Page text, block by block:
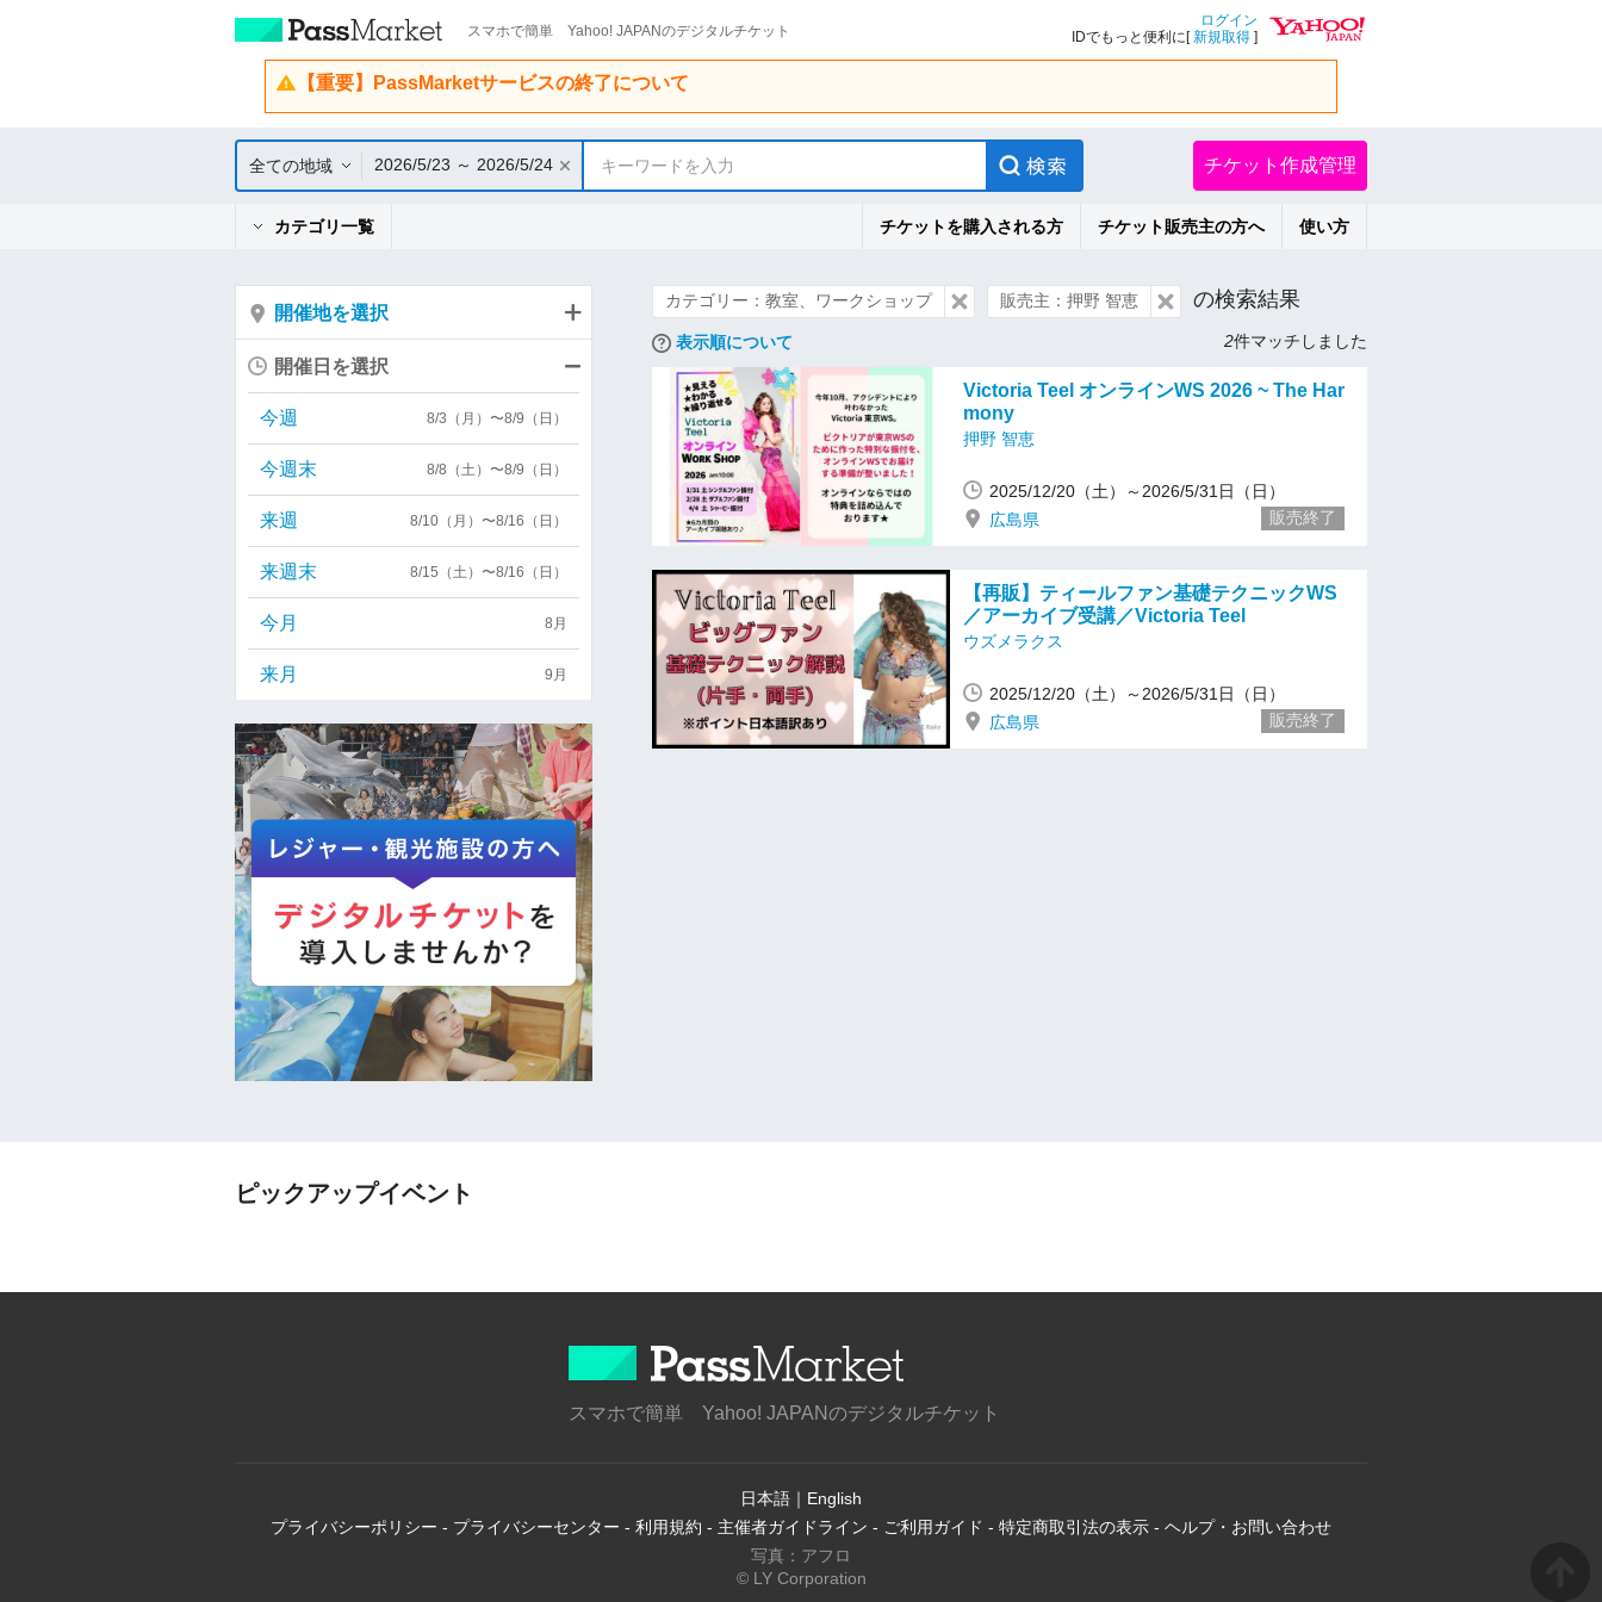
スマホで簡単 Yahoo! JAPANのデジタルチケット
ログイン
IDでもっと便利に[新規取得 ]
【重要】PassMarketサービスの終了について
全ての地域 2026/5/23 ～ 2026/5/24 キーワードを入力 チケット作成管理
カテゴリ一覧 チケットを購入される方 チケット販売主の方へ 使い方
カテゴリー：教室、ワークショップ 販売主：押野 智恵 の検索結果
表示順について 2件マッチしました
Victoria Teel オンラインWS 2026 ~ The Har
mony
押野 智恵
2025/12/20（土）～2026/5/31日（日）
広島県
販売終了
【再販】ティールファン基礎テクニックWS
／アーカイブ受講／Victoria Teel
ウズメラクス
2025/12/20（土）～2026/5/31日（日）
広島県
販売終了
開催地を選択
開催日を選択
今週 8/3（月）〜8/9（日）
今週末 8/8（土）〜8/9（日）
来週 8/10（月）〜8/16（日）
来週末 8/15（土）〜8/16（日）
今月 8月
来月 9月
ピックアップイベント
スマホで簡単 Yahoo! JAPANのデジタルチケット
日本語 ｜ English
プライバシーポリシー - プライバシーセンター - 利用規約 - 主催者ガイドライン - ご利用ガイド - 特定商取引法の表示 - ヘルプ・お問い合わせ
写真：アフロ
© LY Corporation